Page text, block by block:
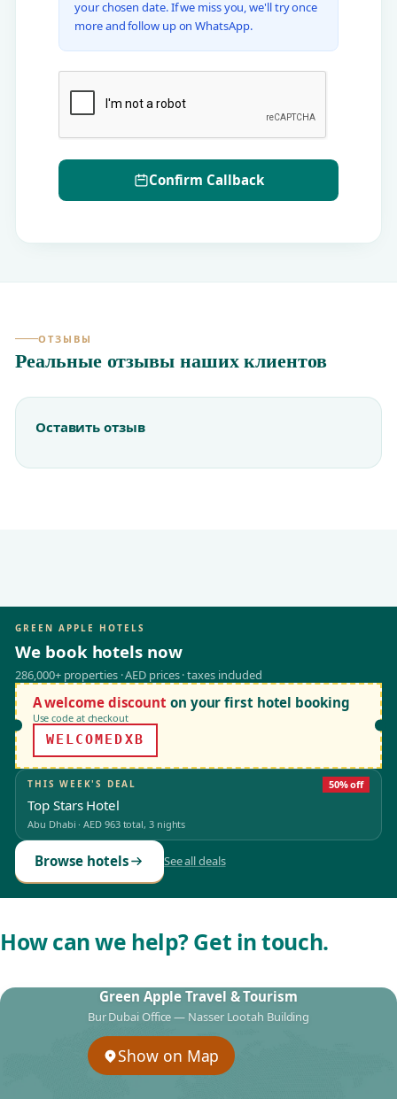
your chosen date. If we miss you, we'll try once
more and follow up on WhatsApp.
Confirm Callback
ОТЗЫВЫ
Реальные отзывы наших клиентов
Оставить отзыв
GREEN APPLE HOTELS
We book hotels now
286,000+ properties · AED prices · taxes included
A welcome discount on your first hotel booking
Use code at checkout
WELCOMEDXB
THIS WEEK'S DEAL 50% off
Top Stars Hotel
Abu Dhabi ·AED 963total, 3 nights
Browse hotels See all deals
How can we help? Get in touch.
Green Apple Travel & Tourism
Bur Dubai Office — Nasser Lootah Building
Show on Map